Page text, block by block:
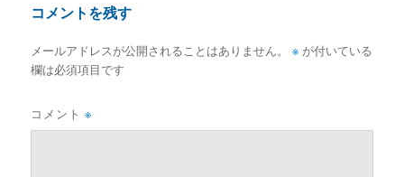
ズ
コメントを残す
メールアドレスが公開されることはありません。 ※ が付いている
欄は必須項目です
コメント※